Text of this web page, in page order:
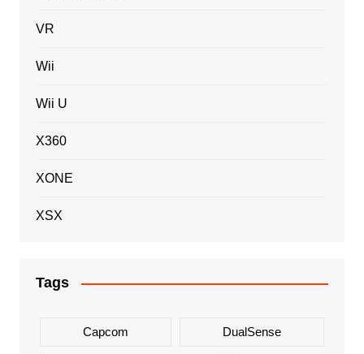
VR
Wii
Wii U
X360
XONE
XSX
Tags
Capcom DualSense